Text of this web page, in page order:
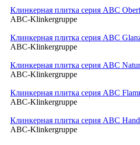
Клинкерная плитка серия ABC
ABC-Klinkergruppe
Клинкерная плитка серия ABC
ABC-Klinkergruppe
Клинкерная плитка серия ABC
ABC-Klinkergruppe
Клинкерная плитка серия ABC
ABC-Klinkergruppe
Клинкерная плитка серия ABC
ABC-Klinkergruppe